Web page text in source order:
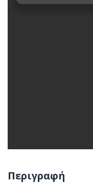
Περιγραφή